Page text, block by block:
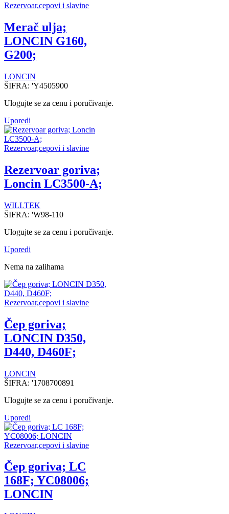
Rezervoar,cepovi i slavine
Merač ulja;
LONCIN G160,
G200;
LONCIN
ŠIFRA: 'Y4505900
Ulogujte se za cenu i poručivanje.
Uporedi
Rezervoar,cepovi i slavine
Rezervoar goriva;
Loncin LC3500-A;
WILLTEK
ŠIFRA: 'W98-110
Ulogujte se za cenu i poručivanje.
Uporedi
Nema na zalihama
Rezervoar,cepovi i slavine
Čep goriva;
LONCIN D350,
D440, D460F;
LONCIN
ŠIFRA: '1708700891
Ulogujte se za cenu i poručivanje.
Uporedi
Rezervoar,cepovi i slavine
Čep goriva; LC
168F; YC08006;
LONCIN